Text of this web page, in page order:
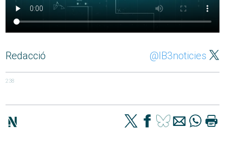
Redacció @IB3noticies
238